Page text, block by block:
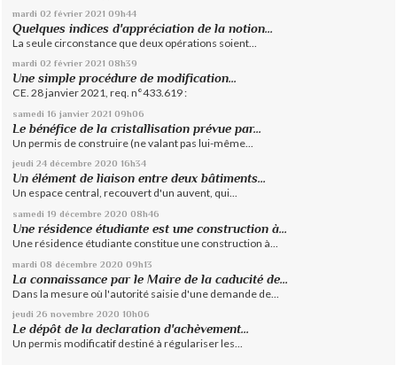
mardi 02 février 2021 09h44
Quelques indices d'appréciation de la notion...
La seule circonstance que deux opérations soient...
mardi 02 février 2021 08h39
Une simple procédure de modification...
CE. 28 janvier 2021, req. n°433.619 :
samedi 16 janvier 2021 09h06
Le bénéfice de la cristallisation prévue par...
Un permis de construire (ne valant pas lui-même...
jeudi 24 décembre 2020 16h34
Un élément de liaison entre deux bâtiments...
Un espace central, recouvert d'un auvent, qui...
samedi 19 décembre 2020 08h46
Une résidence étudiante est une construction à...
Une résidence étudiante constitue une construction à...
mardi 08 décembre 2020 09h13
La connaissance par le Maire de la caducité de...
Dans la mesure où l'autorité saisie d'une demande de...
jeudi 26 novembre 2020 10h06
Le dépôt de la declaration d'achèvement...
Un permis modificatif destiné à régulariser les...